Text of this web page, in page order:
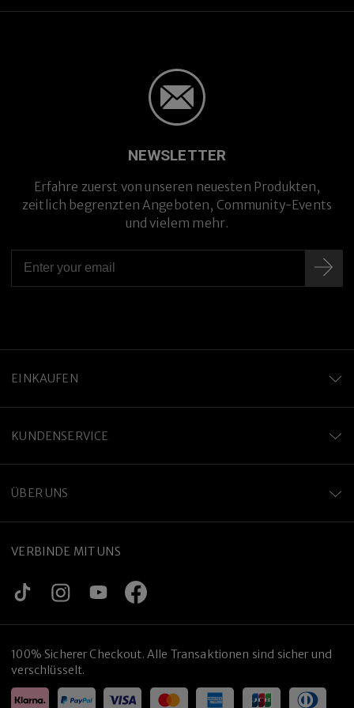
NEWSLETTER
Erfahre zuerst von unseren neuesten Produkten,
zeitlich begrenzten Angeboten, Community-Events
und vielem mehr.
EINKAUFEN
KUNDENSERVICE
ÜBER UNS
VERBINDE MIT UNS
100% Sicherer Checkout. Alle Transaktionen sind sicher und
verschlüsselt.